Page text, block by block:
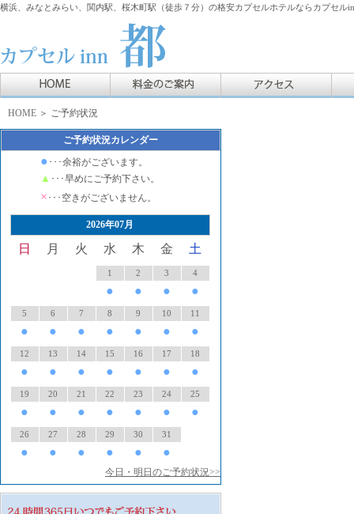
横浜、みなとみらい、関内駅、桜木町駅（徒歩７分）の格安カプセルホテルならカプセル
HOME ＞ ご予約状況
ご予約状況カレンダー
● ･･･余裕がございます。
▲ ･･･早めにご予約下さい。
× ･･･空きがございません。
2026年07月
日 月 火 水 木 金 土
1
●
2
●
3
●
4
●
5
●
6
●
7
●
8
●
9
●
10
●
11
●
12
●
13
●
14
●
15
●
16
●
17
●
18
●
19
●
20
●
21
●
22
●
23
●
24
●
25
●
26
●
27
●
28
●
29
●
30
●
31
●
今日・明日のご予約状況>>